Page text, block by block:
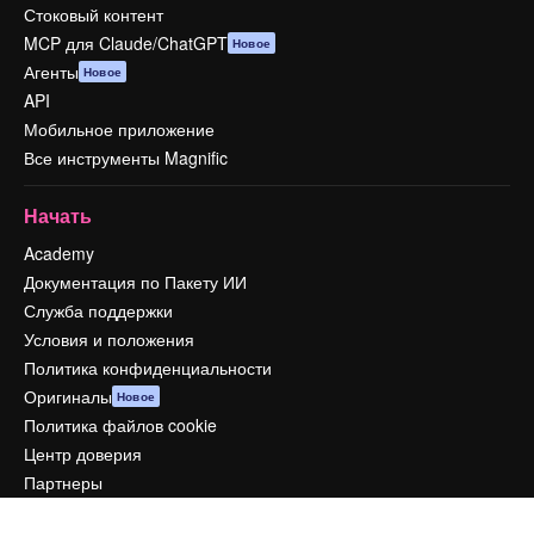
Стоковый контент
MCP для Claude/ChatGPT Новое
Агенты Новое
API
Мобильное приложение
Все инструменты Magnific
Начать
Academy
Документация по Пакету ИИ
Служба поддержки
Условия и положения
Политика конфиденциальности
Оригиналы Новое
Политика файлов cookie
Центр доверия
Партнеры